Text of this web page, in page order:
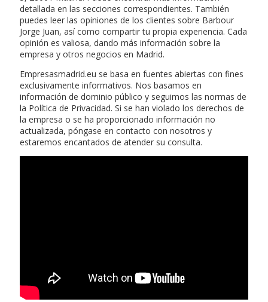
detallada en las secciones correspondientes. También
puedes leer las opiniones de los clientes sobre Barbour
Jorge Juan, así como compartir tu propia experiencia. Cada
opinión es valiosa, dando más información sobre la
empresa y otros negocios en Madrid.
Empresasmadrid.eu se basa en fuentes abiertas con fines
exclusivamente informativos. Nos basamos en
información de dominio público y seguimos las normas de
la Política de Privacidad. Si se han violado los derechos de
la empresa o se ha proporcionado información no
actualizada, póngase en contacto con nosotros y
estaremos encantados de atender su consulta.